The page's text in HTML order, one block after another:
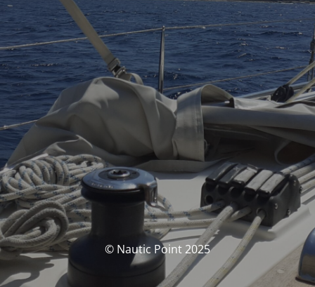
© Nautic Point 2025